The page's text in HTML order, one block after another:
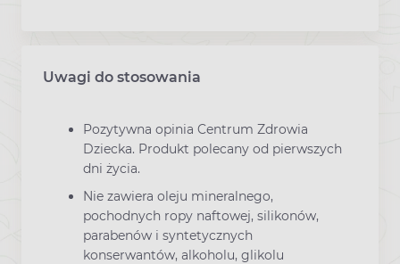
Uwagi do stosowania
Pozytywna opinia Centrum Zdrowia
Dziecka. Produkt polecany od pierwszych
dni życia.
Nie zawiera oleju mineralnego,
pochodnych ropy naftowej, silikonów,
parabenów i syntetycznych
konserwantów, alkoholu, glikolu